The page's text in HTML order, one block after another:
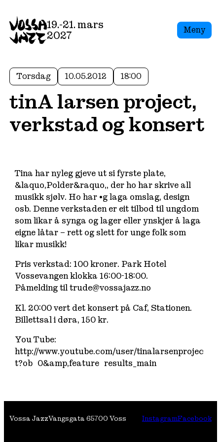
19.-21. mars
2027
Meny
Torsdag 10.05.2012 18:00
tinA larsen project,
verkstad og konsert
Tina har nyleg gjeve ut si fyrste plate,
&laquo,Polder&raquo,, der ho har skrive all
musikk sjølv. Ho har •g laga omslag, design
osb. Denne verkstaden er eit tilbod til ungdom
som likar å synga og lager eller ynskjer å laga
eigne låtar – rett og slett for unge folk som
likar musikk!
Pris verkstad: 100 kroner. Park Hotel
Vossevangen klokka 16:00-18:00.
Påmelding til trude@vossajazz.no
Kl. 20:00 vert det konsert på Caf‚ Stationen.
Billettsal i døra, 150 kr.
You Tube:
http://www.youtube.com/user/tinalarsenprojec
t?ob=0&amp,feature=results_main
Vossa JazzVangsgata 65700 Voss InstagramFacebook